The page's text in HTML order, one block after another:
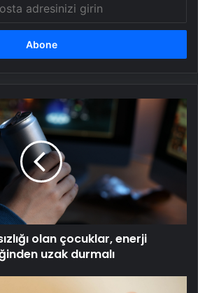
olan çocuklar, enerji
uzak durmalı